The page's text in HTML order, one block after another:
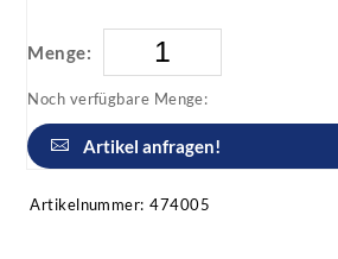
Menge:
Noch verfügbare Menge:
Artikel anfragen!
Artikelnummer: 474005